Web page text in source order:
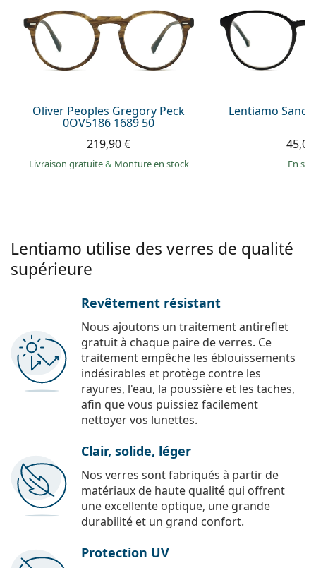
Persol
Prada
Toutes les marques
Oliver Peoples Gregory Peck
0OV5186 1689 50
219,90 €
Livraison gratuite& Monture en stock
Lentiamo
en
Lentiamo utilise des verres de qualité
supérieure
Revêtement résistant
Nous ajoutons un traitement antireflet
gratuit à chaque paire de verres. Ce
traitement empêche les éblouissements
indésirables et protège contre les
rayures, l'eau, la poussière et les taches,
afin que vous puissiez facilement
nettoyer vos lunettes.
Clair, solide, léger
Nos verres sont fabriqués à partir de
matériaux de haute qualité qui offrent
une excellente optique, une grande
durabilité et un grand confort.
Protection UV